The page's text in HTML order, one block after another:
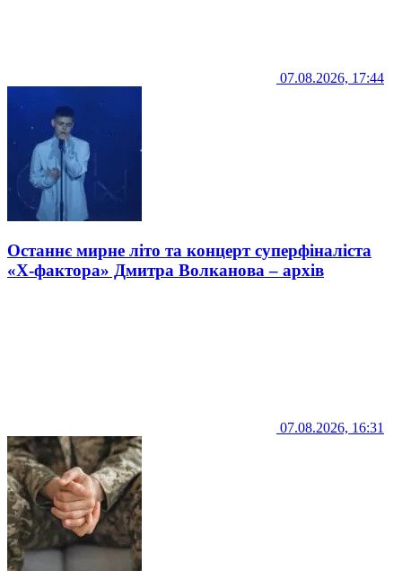
07.08.2026, 17:44
Останнє мирне літо та концерт суперфіналіста
«Х-фактора» Дмитра Волканова – архів
07.08.2026, 16:31